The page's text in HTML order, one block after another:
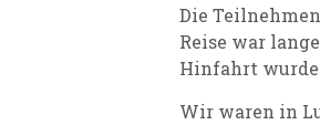
Die
Reise war
Hinfahrt
Wir waren in